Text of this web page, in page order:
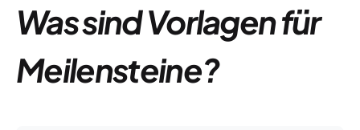
Was sind Vorlagen für
Meilensteine?